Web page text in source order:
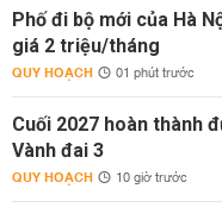
Phố đi bộ mới của Hà
giá 2 triệu/tháng
QUY HOẠCH 01 phút trước
Cuối 2027 hoàn thành
Vành đai 3
QUY HOẠCH 10 giờ trước